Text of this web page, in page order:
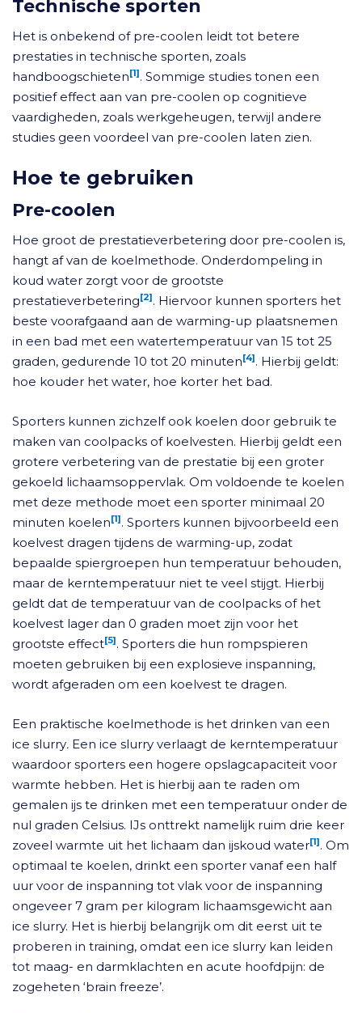
Technische sporten
Het is onbekend of pre-coolen leidt tot betere
prestaties in technische sporten, zoals
handboogschieten[1]. Sommige studies tonen een
positief effect aan van pre-coolen op cognitieve
vaardigheden, zoals werkgeheugen, terwijl andere
studies geen voordeel van pre-coolen laten zien.
Hoe te gebruiken
Pre-coolen
Hoe groot de prestatieverbetering door pre-coolen is,
hangt af van de koelmethode. Onderdompeling in
koud water zorgt voor de grootste
prestatieverbetering[2]. Hiervoor kunnen sporters het
beste voorafgaand aan de warming-up plaatsnemen
in een bad met een watertemperatuur van 15 tot 25
graden, gedurende 10 tot 20 minuten[4]. Hierbij geldt:
hoe kouder het water, hoe korter het bad.
Sporters kunnen zichzelf ook koelen door gebruik te
maken van coolpacks of koelvesten. Hierbij geldt een
grotere verbetering van de prestatie bij een groter
gekoeld lichaamsoppervlak. Om voldoende te koelen
met deze methode moet een sporter minimaal 20
minuten koelen[1]. Sporters kunnen bijvoorbeeld een
koelvest dragen tijdens de warming-up, zodat
bepaalde spiergroepen hun temperatuur behouden,
maar de kerntemperatuur niet te veel stijgt. Hierbij
geldt dat de temperatuur van de coolpacks of het
koelvest lager dan 0 graden moet zijn voor het
grootste effect[5]. Sporters die hun rompspieren
moeten gebruiken bij een explosieve inspanning,
wordt afgeraden om een koelvest te dragen.
Een praktische koelmethode is het drinken van een
ice slurry. Een ice slurry verlaagt de kerntemperatuur
waardoor sporters een hogere opslagcapaciteit voor
warmte hebben. Het is hierbij aan te raden om
gemalen ijs te drinken met een temperatuur onder de
nul graden Celsius. IJs onttrekt namelijk ruim drie keer
zoveel warmte uit het lichaam dan ijskoud water[1]. Om
optimaal te koelen, drinkt een sporter vanaf een half
uur voor de inspanning tot vlak voor de inspanning
ongeveer 7 gram per kilogram lichaamsgewicht aan
ice slurry. Het is hierbij belangrijk om dit eerst uit te
proberen in training, omdat een ice slurry kan leiden
tot maag- en darmklachten en acute hoofdpijn: de
zogeheten ‘brain freeze’.